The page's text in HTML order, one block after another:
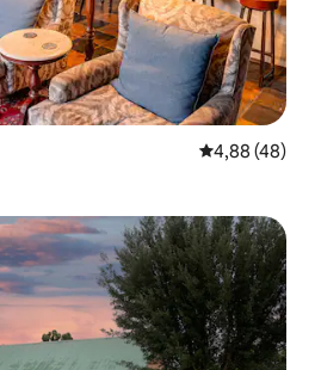
5 üzerinden
4,88 (48)
en beğenilenler arasında